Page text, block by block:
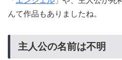
んて作品もありましたね。
主人公の名前は不明